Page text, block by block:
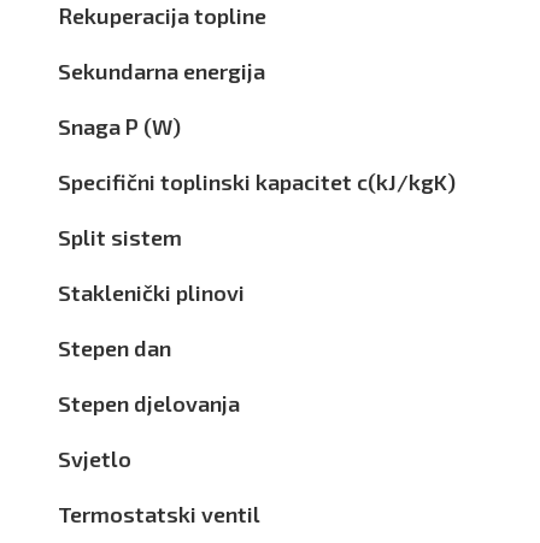
Rekuperacija topline
Sekundarna energija
Snaga P (W)
Specifični toplinski kapacitet c(kJ/kgK)
Split sistem
Staklenički plinovi
Stepen dan
Stepen djelovanja
Svjetlo
Termostatski ventil